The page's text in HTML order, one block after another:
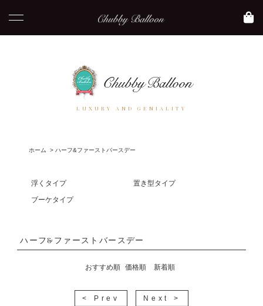
LUXURY AND GENIALITY
ホーム >ハーフ&ファーストバースデー
浮くタイプ
置き型タイプ
ブーケタイプ
ハーフ&ファーストバースデー
おすすめ順 価格順 新着順
< Prev Next >